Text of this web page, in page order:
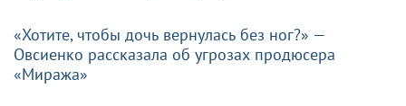
«Хотите, чтобы дочь вернулась без ног?» —
Овсиенко рассказала об угрозах продюсера
«Миража»